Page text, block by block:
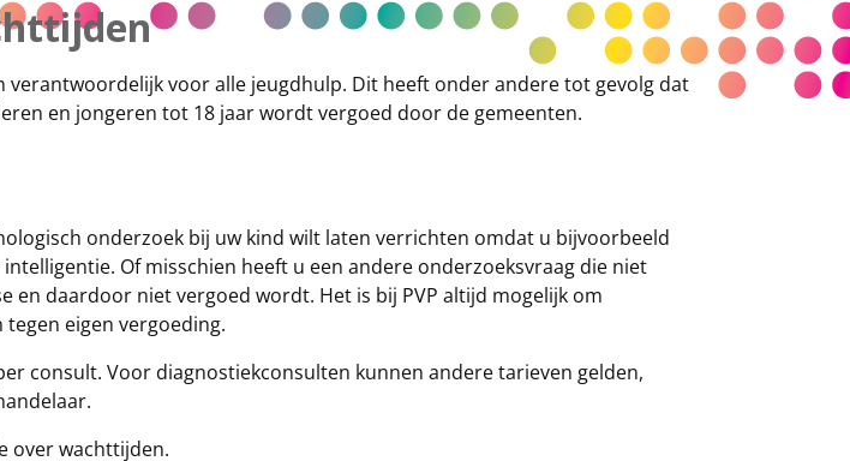
verantwoordelijk voor alle jeugdhulp. Dit heeft onder andere tot gevolg dat
en jongeren tot 18 jaar wordt vergoed door de gemeenten.
onderzoek bij uw kind wilt laten verrichten omdat u bijvoorbeeld
Of misschien heeft u een andere onderzoeksvraag die niet
en daardoor niet vergoed wordt. Het is bij PVP altijd mogelijk om
eigen vergoeding.
consult. Voor diagnostiekconsulten kunnen andere tarieven gelden,
over wachttijden.